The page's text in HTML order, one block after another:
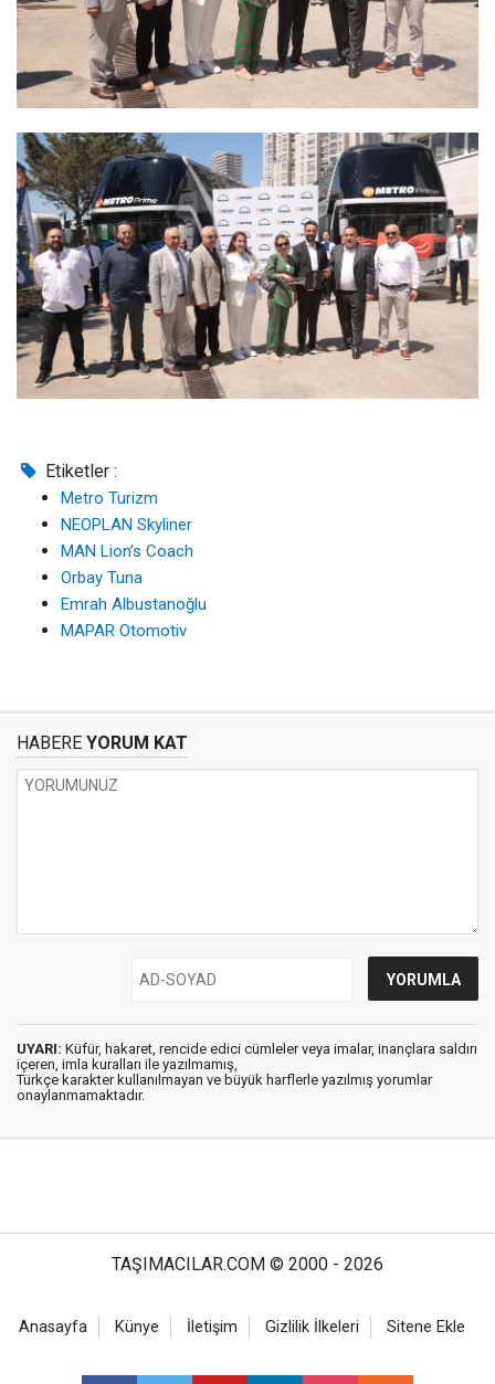
Etiketler :
Metro Turizm
NEOPLAN Skyliner
MAN Lion’s Coach
Orbay Tuna
Emrah Albustanoğlu
MAPAR Otomotiv
HABERE YORUM KAT
UYARI: Küfür, hakaret, rencide edici cümleler veya imalar, inançlara saldırı
içeren, imla kuralları ile yazılmamış,
Türkçe karakter kullanılmayan ve büyük harflerle yazılmış yorumlar
onaylanmamaktadır.
TAŞIMACILAR.COM © 2000 - 2026
Anasayfa Künye İletişim Gizlilik İlkeleri Sitene Ekle